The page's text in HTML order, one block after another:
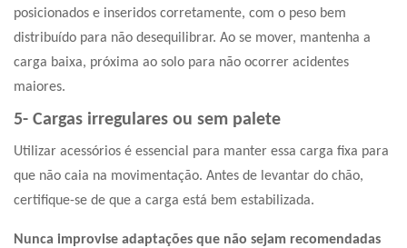
posicionados e inseridos corretamente, com o peso bem
distribuído para não desequilibrar. Ao se mover, mantenha a
carga baixa, próxima ao solo para não ocorrer acidentes
maiores.
5- Cargas irregulares ou sem palete
Utilizar acessórios é essencial para manter essa carga fixa para
que não caia na movimentação. Antes de levantar do chão,
certifique-se de que a carga está bem estabilizada.
Nunca improvise adaptações que não sejam recomendadas